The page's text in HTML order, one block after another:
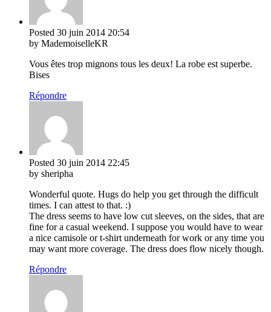
Posted 30 juin 2014 20:54
by MademoiselleKR
Vous êtes trop mignons tous les deux! La robe est superbe.
Bises
Répondre
Posted 30 juin 2014 22:45
by sheripha
Wonderful quote. Hugs do help you get through the difficult
times. I can attest to that. :)
The dress seems to have low cut sleeves, on the sides, that are
fine for a casual weekend. I suppose you would have to wear
a nice camisole or t-shirt underneath for work or any time you
may want more coverage. The dress does flow nicely though.
Répondre